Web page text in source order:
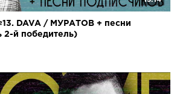
DAVA / МУРАТОВ + песни
2-й победитель)